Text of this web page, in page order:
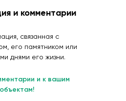
и комментарии
связанная с
его памятником или
днями его жизни.
и к вашим
объектам!